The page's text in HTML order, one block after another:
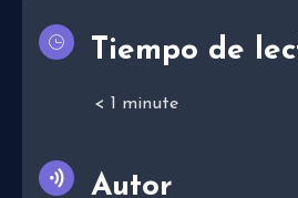
Tiempo de
< 1 minute
Autor